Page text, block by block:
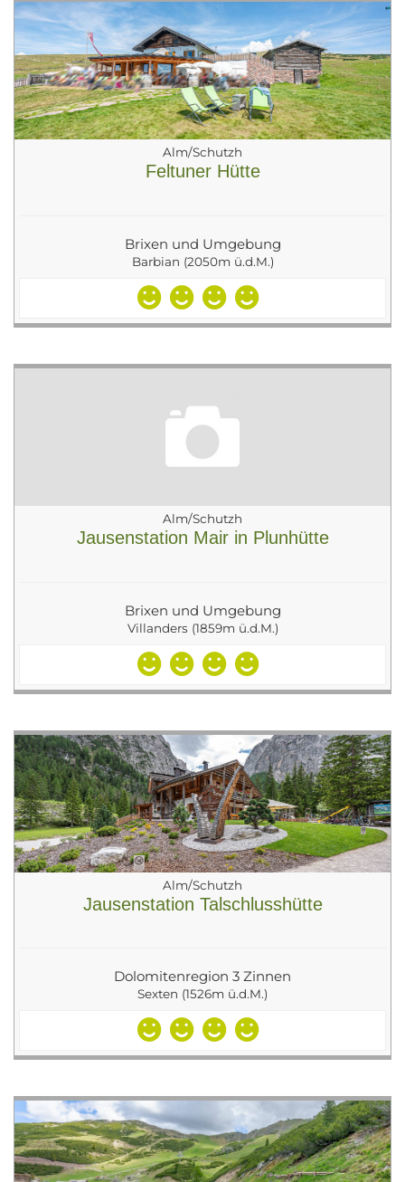
Alm/Schutzh
Feltuner Hütte
Brixen und Umgebung
Barbian (2050m ü.d.M.)
Alm/Schutzh
Jausenstation Mair in Plunhütte
Brixen und Umgebung
Villanders (1859m ü.d.M.)
Alm/Schutzh
Jausenstation Talschlusshütte
Dolomitenregion 3 Zinnen
Sexten (1526m ü.d.M.)